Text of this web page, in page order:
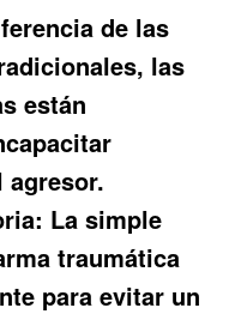
de las
las
están
agresor.
La simple
traumática
para evitar un